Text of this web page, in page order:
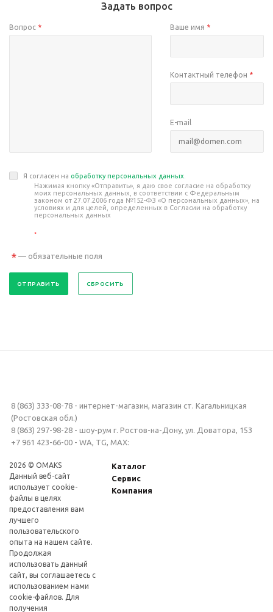
Задать вопрос
Вопрос * Ваше имя *
Контактный телефон *
E-mail
Я согласен на обработку персональных данных
Нажимая кнопку «Отправить», я даю свое согласие на обработку
моих персональных данных, в соответствии с Федеральным
законом от 27.07.2006 года №152-ФЗ «О персональных данных», на
условиях и для целей, определенных в Согласии на обработку
персональных данных
*
* — обязательные поля
СБРОСИТЬ
8 (863) 333-08-78 - интернет-магазин, магазин ст. Кагальницкая
(Ростовская обл.)
8 (863) 297-98-28 - шоу-рум г. Ростов-на-Дону, ул. Доватора, 153
+7 961 423-66-00 - WA, TG, MAX:
2026 © OMAKS
Данный веб-сайт
использует cookie-
файлы в целях
предоставления вам
лучшего
пользовательского
опыта на нашем сайте.
Продолжая
использовать данный
сайт, вы соглашаетесь с
использованием нами
cookie-файлов. Для
получения
Каталог
Сервис
Компания